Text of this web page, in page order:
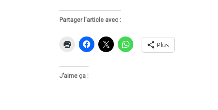
Partager l'article avec :
Plus
J’aime ça :